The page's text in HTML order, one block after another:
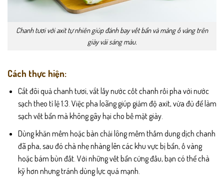
Chanh tươi với axit tự nhiên giúp đánh bay vết bẩn và mảng ố vàng trên
giày vải sáng màu.
Cách thực hiện:
Cắt đôi quả chanh tươi, vắt lấy nước cốt chanh rồi pha với nước
sạch theo tỉ lệ 1:3. Việc pha loãng giúp giảm độ axit, vừa đủ để làm
sạch vết bẩn mà không gây hại cho bề mặt giày.
Dùng khăn mềm hoặc bàn chải lông mềm thấm dung dịch chanh
đã pha, sau đó chà nhẹ nhàng lên các khu vực bị bẩn, ố vàng
hoặc bám bùn đất. Với những vết bẩn cứng đầu, bạn có thể chà
kỹ hơn nhưng tránh dùng lực quá mạnh.